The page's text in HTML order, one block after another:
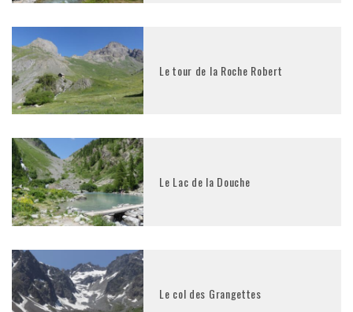
Le tour de la Roche Robert
Le Lac de la Douche
Le col des Grangettes